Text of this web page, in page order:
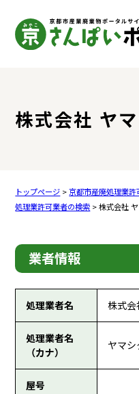
株式会社 ヤ
トップページ >京都市産廃処理業許
処理業許可業者の検索 > 株式会社
業者情報
処理業者名 株式会
処理業者名
（カナ）
ヤマシ
屋号